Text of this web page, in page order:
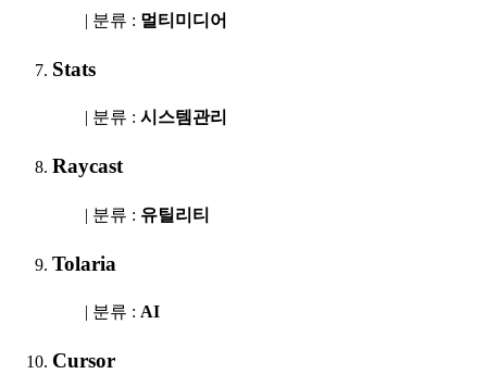
| 분류 : 멀티미디어
Stats
| 분류 : 시스템관리
Raycast
| 분류 : 유틸리티
Tolaria
| 분류 : AI
Cursor